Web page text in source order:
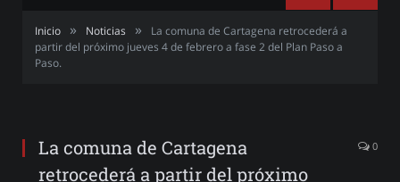
Inicio » Noticias »
La comuna de Cartagena retrocederá a
partir del próximo jueves 4 de febrero a fase 2 del Plan Paso a
Paso.
La comuna de Cartagena
retrocederá a partir del próximo
0